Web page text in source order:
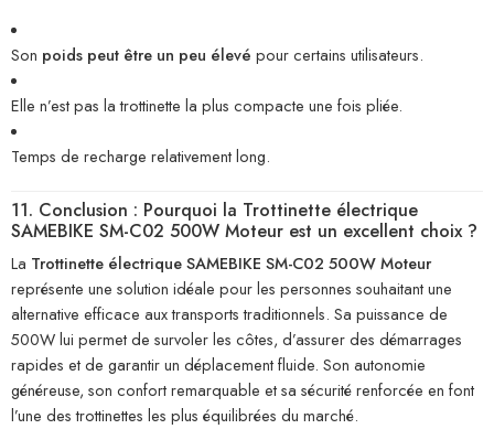
Son poids peut être un peu élevé pour certains utilisateurs.
Elle n’est pas la trottinette la plus compacte une fois pliée.
Temps de recharge relativement long.
11. Conclusion : Pourquoi la Trottinette électrique
SAMEBIKE SM-C02 500W Moteur est un excellent choix ?
La Trottinette électrique SAMEBIKE SM-C02 500W Moteur
représente une solution idéale pour les personnes souhaitant une
alternative efficace aux transports traditionnels. Sa puissance de
500W lui permet de survoler les côtes, d’assurer des démarrages
rapides et de garantir un déplacement fluide. Son autonomie
généreuse, son confort remarquable et sa sécurité renforcée en font
l’une des trottinettes les plus équilibrées du marché.